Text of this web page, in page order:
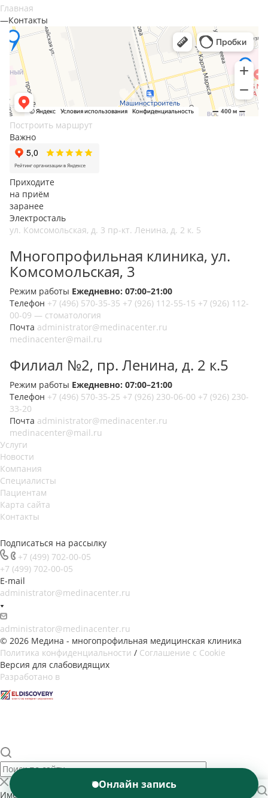
Главная
—Контакты
Построить маршрут
Важно
Приходите
на приём
заранее
Электросталь
ул. Комсомольская, д. 3 пр-кт. Ленина, д. 2 к. 5
Многопрофильная клиника, ул.
Комсомольская, 3
Режим работы Ежедневно: 07:00–21:00
Телефон +7 (496) 570-35-35 +7 (926) 112-55-15 +7 (926) 112-
00-09 — стоматология
Почта administrator@medinacenter.ru
medinacenter@mail.ru
Филиал №2, пр. Ленина, д. 2 к.5
Режим работы Ежедневно: 07:00–21:00
Телефон +7 (496) 570-35-25 +7 (926) 230-06-00 +7 (926) 230-
33-20
Почта administrator@medinacenter.ru
medinacenter@mail.ru
Услуги
Новости
Компания
Специалисты
Пациентам
Карта сайта
Контакты
Подписаться на рассылку
+7 (499) 702-00-05
+7 (499) 702-00-05
E-mail
administrator@medinacenter.ru
administrator@medinacenter.ru
© 2026 Медина - многопрофильная медицинская клиника
Политика конфиденциальности / Соглашение с Cookie
Версия для слабовидящих
Разработано в
Имеются противопоказания. Необходима консультация
Онлайн запись